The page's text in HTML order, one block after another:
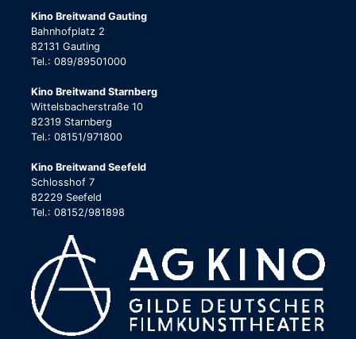
Kino Breitwand Gauting
Bahnhofplatz 2
82131 Gauting
Tel.: 089/89501000
Kino Breitwand Starnberg
Wittelsbacherstraße 10
82319 Starnberg
Tel.: 08151/971800
Kino Breitwand Seefeld
Schlosshof 7
82229 Seefeld
Tel.: 08152/981898